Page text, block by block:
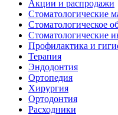
Акции и распродажи
Стоматологические
Стоматологическое
Стоматологические
Профилактика и
Терапия
Эндодонтия
Ортопедия
Хирургия
Ортодонтия
Расходники